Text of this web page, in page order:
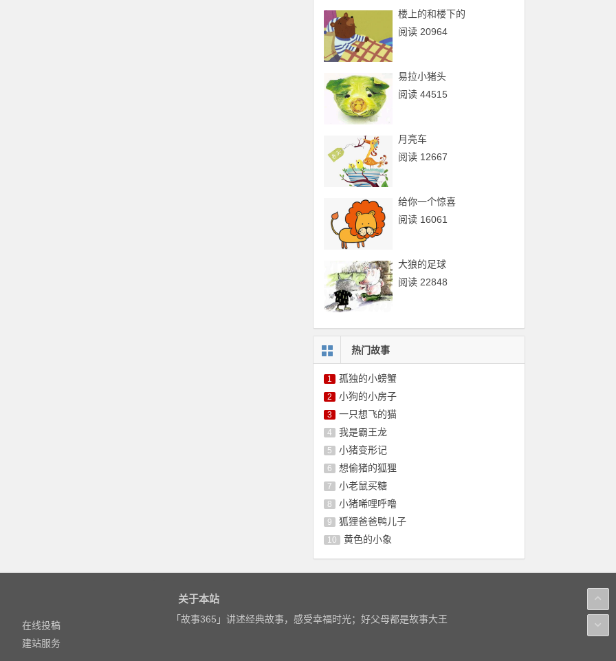
楼上的和楼下的
阅读 20964
易拉小猪头
阅读 44515
月亮车
阅读 12667
给你一个惊喜
阅读 16061
大狼的足球
阅读 22848
热门故事
1 孤独的小螃蟹
2 小狗的小房子
3 一只想飞的猫
4 我是霸王龙
5 小猪变形记
6 想偷猪的狐狸
7 小老鼠买糖
8 小猪唏哩呼噜
9 狐狸爸爸鸭儿子
10 黄色的小象
在线投稿
建站服务
关于本站
「故事365」讲述经典故事，感受幸福时光；好父母都是故事大王